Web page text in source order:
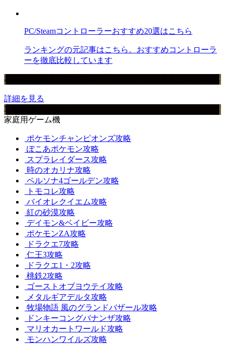
PC/Steamコントローラーおすすめ20選はこちら
ランキングの元記事はこちら。おすすめコントローラ
ーを徹底比較しています
Amazonで買えるおすすめゲーミングデバイスまとめ【ad】
詳細を見る
攻略取扱いゲーム
家庭用ゲーム機
ポケモンチャンピオンズ攻略
ぽこあポケモン攻略
スプラレイダース攻略
時のオカリナ攻略
ペルソナ4ゴールデン攻略
トモコレ攻略
バイオレクイエム攻略
紅の砂漠攻略
デイモン&ベイビー攻略
ポケモンZA攻略
ドラクエ7攻略
仁王3攻略
ドラクエ1・2攻略
桃鉄2攻略
ゴーストオブヨウテイ攻略
メタルギアデルタ攻略
牧場物語 風のグランドバザール攻略
ドンキーコングバナンザ攻略
マリオカートワールド攻略
モンハンワイルズ攻略